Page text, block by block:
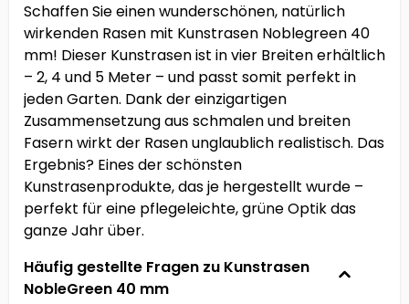
Schaffen Sie einen wunderschönen, natürlich
wirkenden Rasen mit Kunstrasen Noblegreen 40
mm! Dieser Kunstrasen ist in vier Breiten erhältlich
– 2, 4 und 5 Meter – und passt somit perfekt in
jeden Garten. Dank der einzigartigen
Zusammensetzung aus schmalen und breiten
Fasern wirkt der Rasen unglaublich realistisch. Das
Ergebnis? Eines der schönsten
Kunstrasenprodukte, das je hergestellt wurde –
perfekt für eine pflegeleichte, grüne Optik das
ganze Jahr über.
Häufig gestellte Fragen zu Kunstrasen
NobleGreen 40 mm